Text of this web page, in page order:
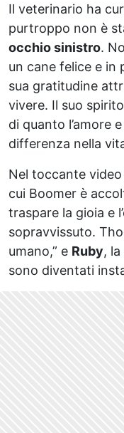
Il veterinario ha
purtroppo non è
occhio sinistro.
un cane felice e in
sua gratitudine
vivere. Il suo
di quanto l’amore
differenza nella
Nel toccante
cui Boomer è
traspare la gioia e
sopravvissuto.
umano,” e Ruby,
sono diventati